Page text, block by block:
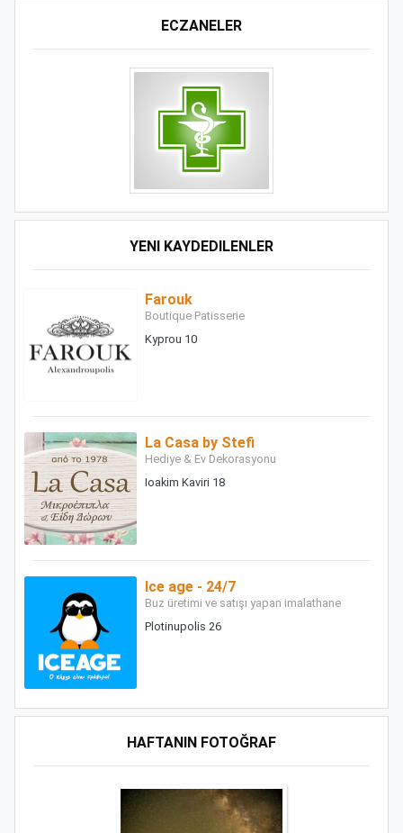
ECZANELER
YENI KAYDEDILENLER
Farouk
Boutique Patisserie
Kyprou 10
La Casa by Stefi
Hediye & Ev Dekorasyonu
Ioakim Kaviri 18
Ice age - 24/7
Buz üretimi ve satışı yapan imalathane
Plotinupolis 26
HAFTANIN FOTOĞRAF